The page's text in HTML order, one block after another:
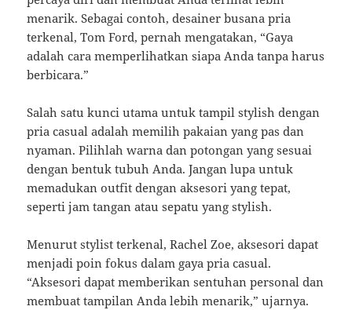
menarik. Sebagai contoh, desainer busana pria
terkenal, Tom Ford, pernah mengatakan, “Gaya
adalah cara memperlihatkan siapa Anda tanpa harus
berbicara.”
Salah satu kunci utama untuk tampil stylish dengan
pria casual adalah memilih pakaian yang pas dan
nyaman. Pilihlah warna dan potongan yang sesuai
dengan bentuk tubuh Anda. Jangan lupa untuk
memadukan outfit dengan aksesori yang tepat,
seperti jam tangan atau sepatu yang stylish.
Menurut stylist terkenal, Rachel Zoe, aksesori dapat
menjadi poin fokus dalam gaya pria casual.
“Aksesori dapat memberikan sentuhan personal dan
membuat tampilan Anda lebih menarik,” ujarnya.